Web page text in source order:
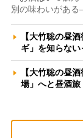
別の味わいがあ
【大竹聡の昼
ギ」を知らな
【大竹聡の昼
場」へと昼酒